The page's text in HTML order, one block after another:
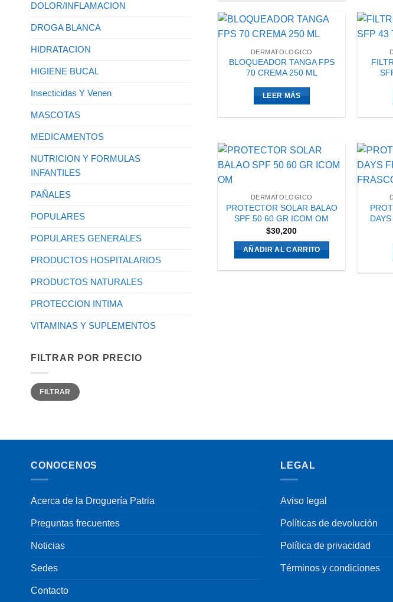
DOLOR/INFLAMACION
DROGA BLANCA
HIDRATACION
HIGIENE BUCAL
Insecticidas Y Venen
MASCOTAS
MEDICAMENTOS
NUTRICION Y FORMULAS
INFANTILES
PAÑALES
POPULARES
POPULARES GENERALES
PRODUCTOS HOSPITALARIOS
PRODUCTOS NATURALES
PROTECCION INTIMA
VITAMINAS Y SUPLEMENTOS
FILTRAR POR PRECIO
Precio
mínimo
Precio
máximo
FILTRAR
DERMATOLOGICO
BLOQUEADOR TANGA FPS
70 CREMA 250 ML
LEER MÁS
DERMATOLOGICO
PROTECTOR SOLAR BALAO
SPF 50 60 GR ICOM OM
$30,200
AÑADIR AL CARRITO
CONOCENOS
Acerca de la Droguería Patria
Preguntas frecuentes
Noticias
Sedes
Contacto
LEGAL
Aviso legal
Políticas de devolución
Política de privacidad
Términos y condiciones